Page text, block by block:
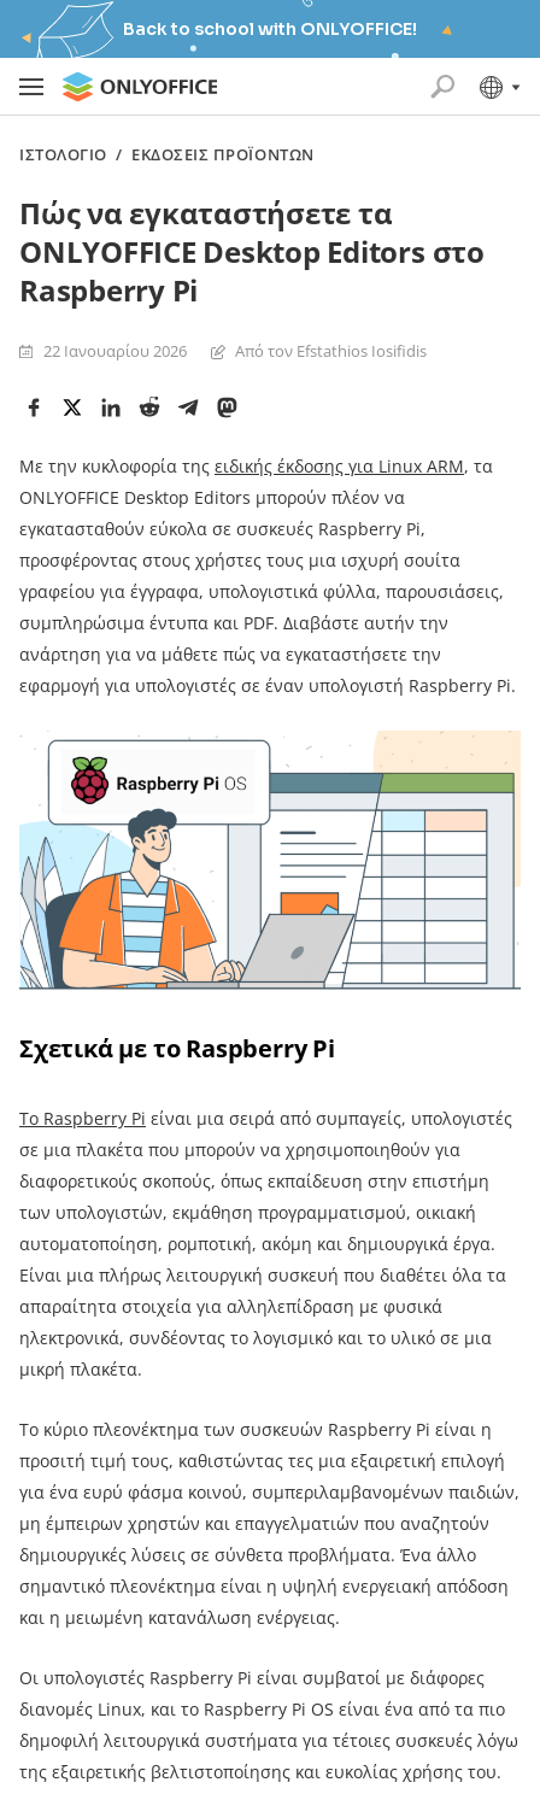
Back to school with ONLYOFFICE!
ΙΣΤΟΛΌΓΙΟ / ΕΚΔΌΣΕΙΣ ΠΡΟΪΌΝΤΩΝ
Πώς να εγκαταστήσετε τα
ONLYOFFICE Desktop Editors στο
Raspberry Pi
22 Ιανουαρίου 2026 Από τον Efstathios Iosifidis
Με την κυκλοφορία της ειδικής έκδοσης για Linux ARM, τα
ONLYOFFICE Desktop Editors μπορούν πλέον να
εγκατασταθούν εύκολα σε συσκευές Raspberry Pi,
προσφέροντας στους χρήστες τους μια ισχυρή σουίτα
γραφείου για έγγραφα, υπολογιστικά φύλλα, παρουσιάσεις,
συμπληρώσιμα έντυπα και PDF. Διαβάστε αυτήν την
ανάρτηση για να μάθετε πώς να εγκαταστήσετε την
εφαρμογή για υπολογιστές σε έναν υπολογιστή Raspberry Pi.
Σχετικά με το Raspberry Pi
Το Raspberry Pi είναι μια σειρά από συμπαγείς, υπολογιστές
σε μια πλακέτα που μπορούν να χρησιμοποιηθούν για
διαφορετικούς σκοπούς, όπως εκπαίδευση στην επιστήμη
των υπολογιστών, εκμάθηση προγραμματισμού, οικιακή
αυτοματοποίηση, ρομποτική, ακόμη και δημιουργικά έργα.
Είναι μια πλήρως λειτουργική συσκευή που διαθέτει όλα τα
απαραίτητα στοιχεία για αλληλεπίδραση με φυσικά
ηλεκτρονικά, συνδέοντας το λογισμικό και το υλικό σε μια
μικρή πλακέτα.
Το κύριο πλεονέκτημα των συσκευών Raspberry Pi είναι η
προσιτή τιμή τους, καθιστώντας τες μια εξαιρετική επιλογή
για ένα ευρύ φάσμα κοινού, συμπεριλαμβανομένων παιδιών,
μη έμπειρων χρηστών και επαγγελματιών που αναζητούν
δημιουργικές λύσεις σε σύνθετα προβλήματα. Ένα άλλο
σημαντικό πλεονέκτημα είναι η υψηλή ενεργειακή απόδοση
και η μειωμένη κατανάλωση ενέργειας.
Οι υπολογιστές Raspberry Pi είναι συμβατοί με διάφορες
διανομές Linux, και το Raspberry Pi OS είναι ένα από τα πιο
δημοφιλή λειτουργικά συστήματα για τέτοιες συσκευές λόγω
της εξαιρετικής βελτιστοποίησης και ευκολίας χρήσης του.